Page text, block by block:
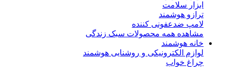
ابزار سلامت
ترازو هوشمند
لامپ ضدعفونی کننده
مشاهده همه محصولات سبک زندگی
خانه هوشمند
لوازم الکترونیکی و روشنایی هوشمند
چراغ خواب